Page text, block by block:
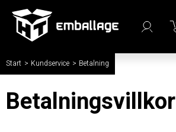
Start / Kundservice / Betalning
Betalningsvillkor